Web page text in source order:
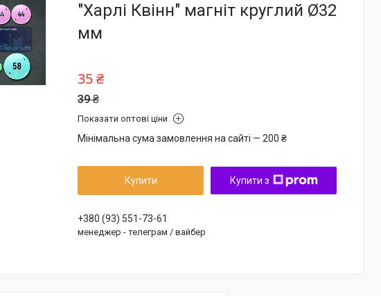
"Харлі Квінн" магніт круглий Ø32
мм
39 ₴
35 ₴
Показати оптові ціни
Мінімальна сума замовлення на сайті — 200 ₴
Купити Купити з
+380 (93) 551-73-61
менеджер - телеграм / вайбер